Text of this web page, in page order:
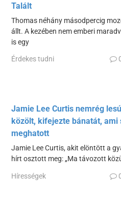
Talált
Thomas néhány másodpercig
állt. A kezében nem emberi
is egy
Érdekes tudni
Jamie Lee Curtis nemrég
közölt, kifejezte bánatát, ami
meghatott
Jamie Lee Curtis, akit elöntött a
hírt osztott meg: „Ma távozott
Hírességek